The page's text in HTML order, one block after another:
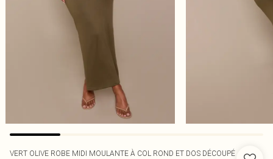
VERT OLIVE ROBE MIDI MOULANTE À COL ROND ET DOS DÉCOUPÉ